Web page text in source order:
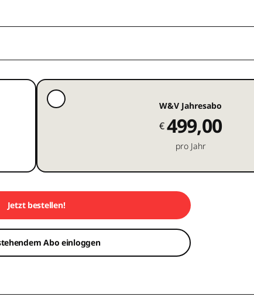
W&V Jahresabo
€499,00
pro Jahr
Jetzt bestellen!
Abo einloggen